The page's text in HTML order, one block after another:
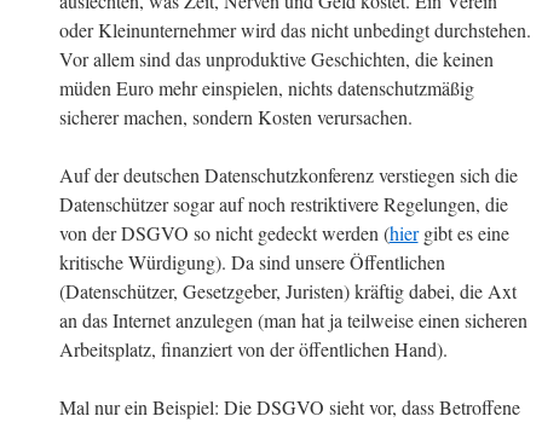
oder Kleinunternehmer wird das nicht unbedingt durchstehen.
Vor allem sind das unproduktive Geschichten, die keinen
müden Euro mehr einspielen, nichts datenschutzmäßig
sicherer machen, sondern Kosten verursachen.
Auf der deutschen Datenschutzkonferenz verstiegen sich die
Datenschützer sogar auf noch restriktivere Regelungen, die
von der DSGVO so nicht gedeckt werden (hiergibt es eine
kritische Würdigung). Da sind unsere Öffentlichen
(Datenschützer, Gesetzgeber, Juristen) kräftig dabei, die Axt
an das Internet anzulegen (man hat ja teilweise einen sicheren
Arbeitsplatz, finanziert von der öffentlichen Hand).
Mal nur ein Beispiel: Die DSGVO sieht vor, dass Betroffene